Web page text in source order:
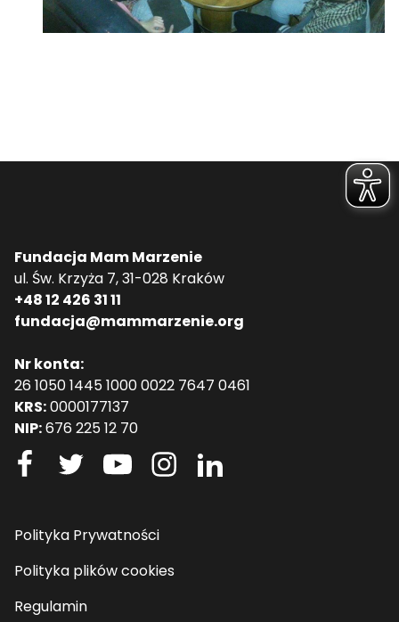
Fundacja Mam Marzenie
ul. Św. Krzyża 7, 31-028 Kraków
+48 12 426 31 11
fundacja@mammarzenie.org
Nr konta:
26 1050 1445 1000 0022 7647 0461
KRS:0000177137
NIP:676 225 12 70
Polityka Prywatności
Polityka plików cookies
Regulamin